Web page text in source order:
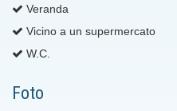
Veranda
Vicino a un supermercato
W.C.
Foto